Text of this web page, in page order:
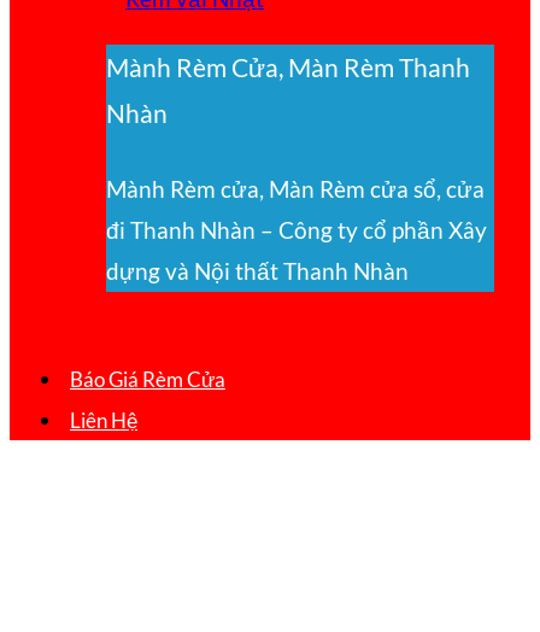
Mành Rèm Cửa, Màn Rèm Thanh
Nhàn
Mành Rèm cửa, Màn Rèm cửa sổ, cửa
đi Thanh Nhàn – Công ty cổ phần Xây
dựng và Nội thất Thanh Nhàn
Báo Giá Rèm Cửa
Liên Hệ